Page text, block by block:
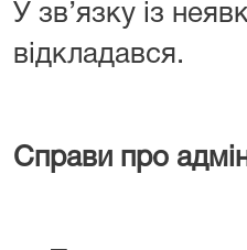
У зв’язку із
відкладався.
Справи про